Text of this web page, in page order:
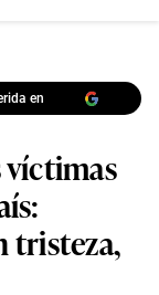
en
víctimas
tristeza,